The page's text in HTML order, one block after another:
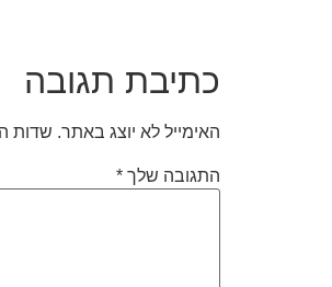
כתיבת תגובה
האימייל לא יוצג באתר. שדות
התגובה שלך *